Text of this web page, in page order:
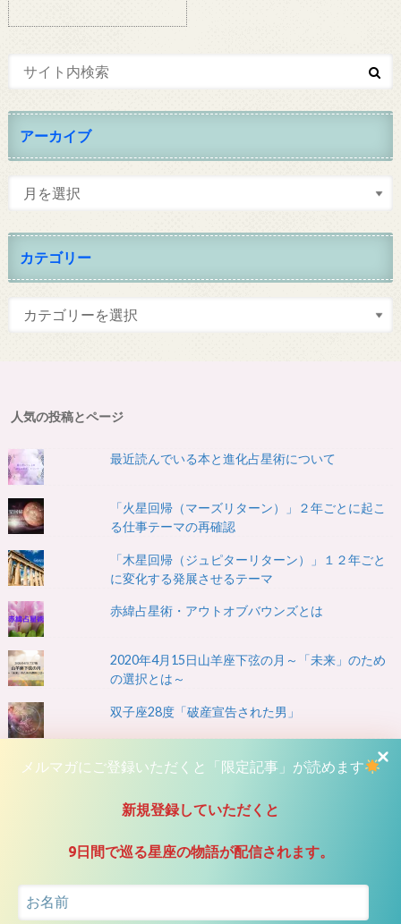
メルマガにご登録いただくと「限定記事」が読めます
新規登録していただくと
9日間で巡る星座の物語が配信されます。
アーカイブ
カテゴリー
人気の投稿とページ
最近読んでいる本と進化占星術について
「火星回帰（マーズリターン）」２年ごとに起こ
る仕事テーマの再確認
「木星回帰（ジュピターリターン）」１２年ごと
に変化する発展させるテーマ
赤緯占星術・アウトオブバウンズとは
2020年4月15日山羊座下弦の月～「未来」のため
の選択とは～
双子座28度「破産宣告された男」
ドラコニックで見る「魂縁」魂の次元によって関
アルベルト・アインシュタインのホロスコープ
社会ルールと循環